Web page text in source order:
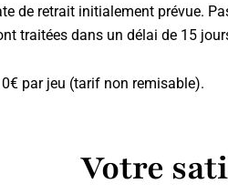
de retrait initialement prévue.
traitées dans un délai de 15
par jeu (tarif non remisable).
Votre